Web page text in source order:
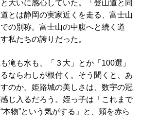
大いに感心していた。「登山道と同
とは静岡の実家近くを走る、富士山
の別称。富士山の中腹へと続く道
私たちの誇りだった。
滝も水も、「３大」とか「100選」
ならわしが根付く。そう聞くと、あ
のか。姫路城の美しさは、数宇の冠
じ入るだろう。姪っ子は「これまで
本物”という気がする」と、頬を赤ら